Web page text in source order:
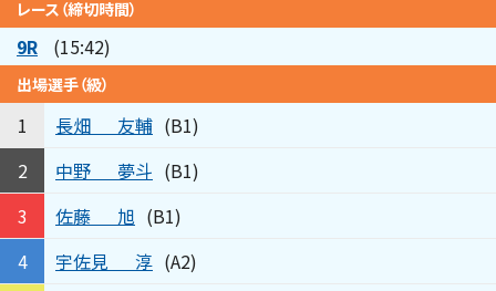
レース（締切時間）
9R (15:42)
出場選手（級）
1 長畑 友輔 (B1)
2
中野 夢斗 (B1)
3
佐藤 旭 (B1)
4
宇佐見 淳 (A2)